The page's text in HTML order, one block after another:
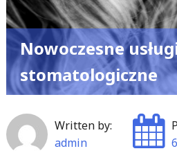
Nowoczesne
stomatologiczne
Written by:
admin